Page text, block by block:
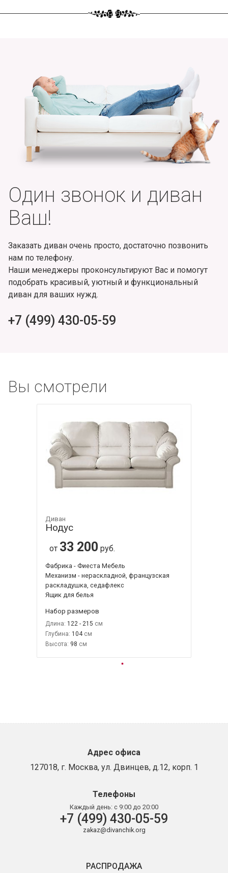
Один звонок и диван
Ваш!
Заказать диван очень просто, достаточно позвонить
нам по телефону.
Наши менеджеры проконсультируют Вас и помогут
подобрать красивый, уютный и функциональный
диван для ваших нужд.
+7 (499) 430-05-59
Вы смотрели
Диван
Нодус
от 33 200 руб.
Фабрика - Фиеста Мебель
Механизм - нераскладной, французская
раскладушка, седафлекс
Ящик для белья
Набор размеров
Длина: 122 - 215
Глубина: 104
Высота: 98
Адрес офиса
127018, г. Москва, ул. Двинцев, д.12, корп. 1
Телефоны
Каждый день: с 9:00 до 20:00
+7 (499) 430-05-59
zakaz@divanchik.org
РАСПРОДАЖА